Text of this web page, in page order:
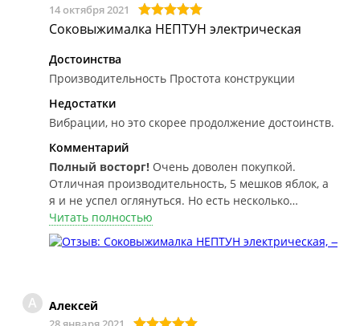
14 октября 2021
Соковыжималка НЕПТУН электрическая
Достоинства
Производительность Простота конструкции
Недостатки
Вибрации, но это скорее продолжение достоинств.
Комментарий
Полный восторг! Очень доволен покупкой.
Отличная производительность, 5 мешков яблок, а
я и не успел оглянуться. Но есть несколько
моментов. Однозначно не стоит использовать на
кухне. Возникают дикие вибрации, упустил момент
и все вокруг будет в жмыхе. Я так понял это сильно
работать на улице
Читать полностью
А Алексей